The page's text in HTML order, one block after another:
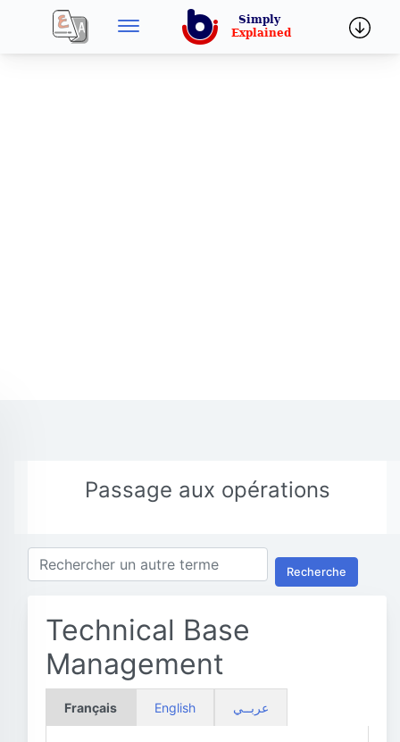
Passage aux opérations
Recherche
Technical Base
Management
Français English عربــي